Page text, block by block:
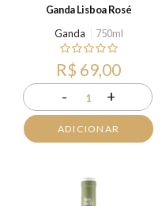
Ganda Lisboa Rosé
Ganda
750ml
R$ 69,00
- 1 +
ADICIONAR